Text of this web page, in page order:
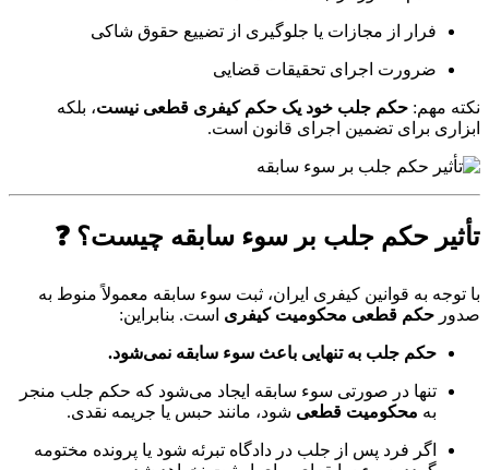
فرار از مجازات یا جلوگیری از تضییع حقوق شاکی
ضرورت اجرای تحقیقات قضایی
نکته مهم: حکم جلب خود یک حکم کیفری قطعی نیست، بلکه
ابزاری برای تضمین اجرای قانون است.
تأثیر حکم جلب بر سوء سابقه چیست؟ ❓
با توجه به قوانین کیفری ایران، ثبت سوء سابقه معمولاً منوط به
صدور حکم قطعی محکومیت کیفری است. بنابراین:
حکم جلب به تنهایی باعث سوء سابقه نمی‌شود.
تنها در صورتی سوء سابقه ایجاد می‌شود که حکم جلب منجر
به محکومیت قطعی شود، مانند حبس یا جریمه نقدی.
اگر فرد پس از جلب در دادگاه تبرئه شود یا پرونده مختومه